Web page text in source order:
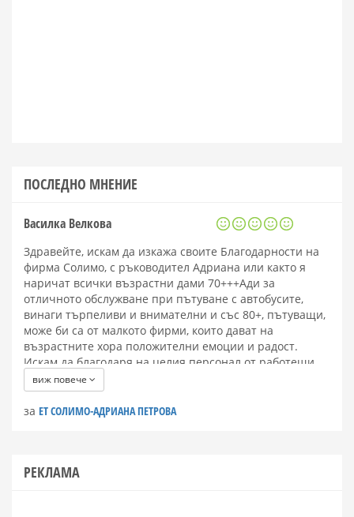
ПОСЛЕДНО МНЕНИЕ
Василка Велкова
Здравейте, искам да изкажа своите Благодарности на
фирма Солимо, с ръководител Адриана или както я
наричат всички възрастни дами 70+++Ади за
отличното обслужване при пътуване с автобусите,
винаги търпеливи и внимателни и със 80+, пътуващи,
може би са от малкото фирми, които дават на
възрастните хора положителни емоции и радост.
Искам да благодаря на целия персонал от работещи,
които се раздават на макх, през целият престой,
организират екскурзии и така си припомняме
забравени Български забележителности, които са в
още януари месец, защото доброто обслужване и
виж повече
за ЕТ СОЛИМО-АДРИАНА ПЕТРОВА
РЕКЛАМА